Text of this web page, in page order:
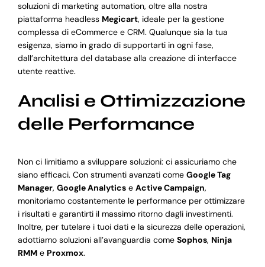
soluzioni di marketing automation, oltre alla nostra
piattaforma headless Megicart, ideale per la gestione
complessa di eCommerce e CRM. Qualunque sia la tua
esigenza, siamo in grado di supportarti in ogni fase,
dall’architettura del database alla creazione di interfacce
utente reattive.
Analisi e Ottimizzazione
delle Performance
Non ci limitiamo a sviluppare soluzioni: ci assicuriamo che
siano efficaci. Con strumenti avanzati come Google Tag
Manager, Google Analyticse Active Campaign,
monitoriamo costantemente le performance per ottimizzare
i risultati e garantirti il massimo ritorno dagli investimenti.
Inoltre, per tutelare i tuoi dati e la sicurezza delle operazioni,
adottiamo soluzioni all’avanguardia come Sophos, Ninja
RMMe Proxmox.